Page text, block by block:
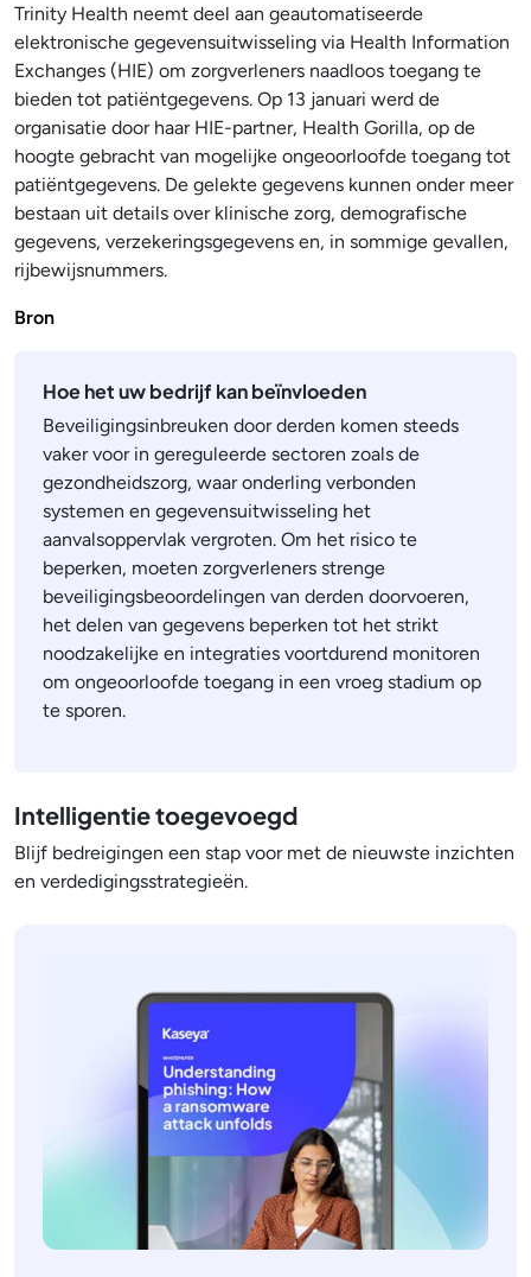
Trinity Health neemt deel aan geautomatiseerde
elektronische gegevensuitwisseling via Health Information
Exchanges (HIE) om zorgverleners naadloos toegang te
bieden tot patiëntgegevens. Op 13 januari werd de
organisatie door haar HIE-partner, Health Gorilla, op de
hoogte gebracht van mogelijke ongeoorloofde toegang tot
patiëntgegevens. De gelekte gegevens kunnen onder meer
bestaan uit details over klinische zorg, demografische
gegevens, verzekeringsgegevens en, in sommige gevallen,
rijbewijsnummers.
Bron
Hoe het uw bedrijf kan beïnvloeden
Beveiligingsinbreuken door derden komen steeds
vaker voor in gereguleerde sectoren zoals de
gezondheidszorg, waar onderling verbonden
systemen en gegevensuitwisseling het
aanvalsoppervlak vergroten. Om het risico te
beperken, moeten zorgverleners strenge
beveiligingsbeoordelingen van derden doorvoeren,
het delen van gegevens beperken tot het strikt
noodzakelijke en integraties voortdurend monitoren
om ongeoorloofde toegang in een vroeg stadium op
te sporen.
Intelligentie toegevoegd
Blijf bedreigingen een stap voor met de nieuwste inzichten
en verdedigingsstrategieën.